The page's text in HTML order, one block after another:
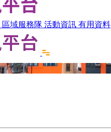
區域服務隊 活動資訊 有用資料